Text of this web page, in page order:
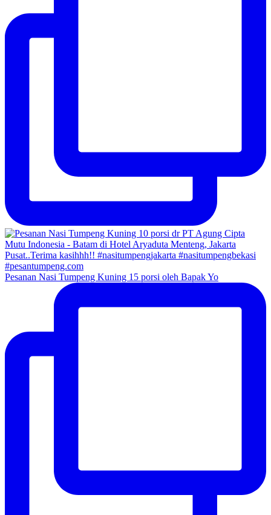
Pesanan Nasi Tumpeng Kuning 15 porsi oleh Bapak Yo